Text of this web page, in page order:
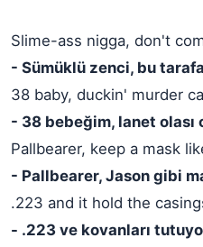
Slime-ass nigga, don't
- Sümüklü zenci, bu
38 baby, duckin' murder
- 38 bebeğim, lanet olası
Pallbearer, keep a mask
- Pallbearer, Jason gibi
.223 and it hold the
- .223 ve kovanları